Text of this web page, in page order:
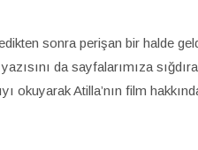
sonra perişan bir halde
da sayfalarımıza
okuyarak Atilla’nın film